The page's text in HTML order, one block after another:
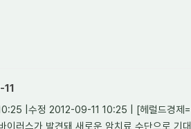
11
|수정 2012-09-11 10:25 | [헤럴드경제=
러스가 발견돼 새로운 암치료 수단으로 기대